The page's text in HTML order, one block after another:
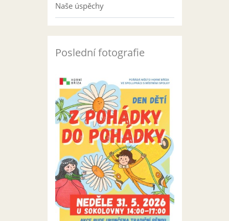
Naše úspěchy
Poslední fotografie